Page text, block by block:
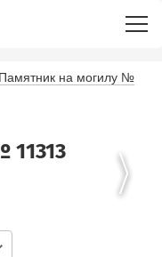
Памятник на могилу №
11313